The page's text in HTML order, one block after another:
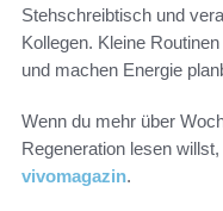
Stehschreibtisch und
Kollegen. Kleine
und machen Energie
Wenn du mehr über
Regeneration lesen
vivomagazin.